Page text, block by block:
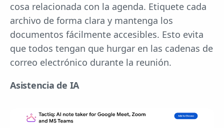
cosa relacionada con la agenda. Etiquete cada
archivo de forma clara y mantenga los
documentos fácilmente accesibles. Esto evita
que todos tengan que hurgar en las cadenas de
correo electrónico durante la reunión.
Asistencia de IA